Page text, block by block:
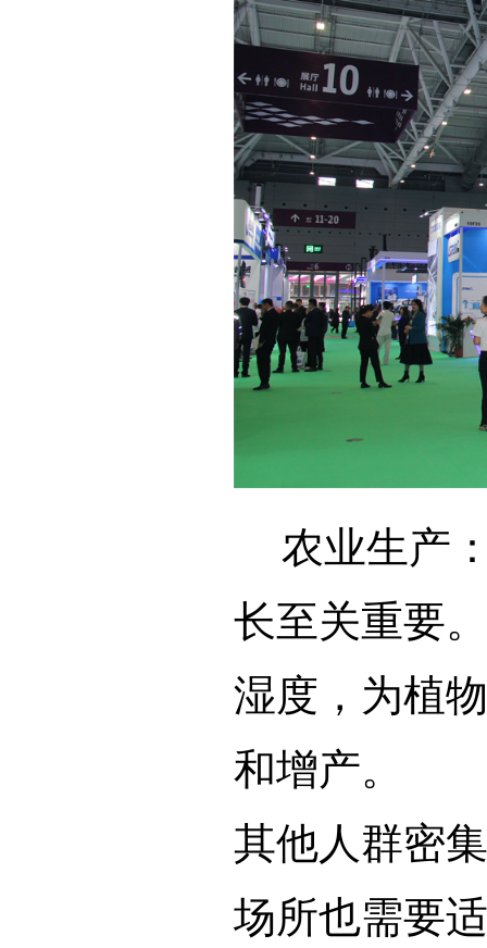
农业生产
长至关重要
湿度，为植
和增产。
其他人群密
场所也需要